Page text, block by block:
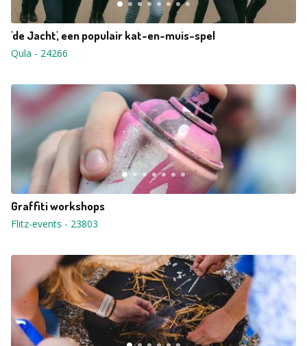
'de Jacht', een populair kat-en-muis-spel
Qula - 24266
Graffiti workshops
Flitz-events - 23803